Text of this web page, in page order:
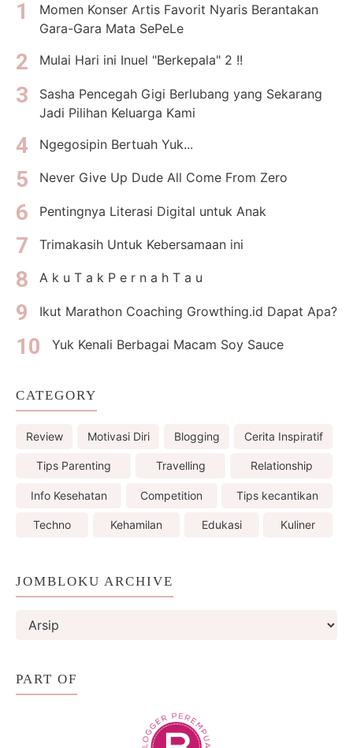
Momen Konser Artis Favorit Nyaris Berantakan
Gara-Gara Mata SePeLe
Mulai Hari ini Inuel "Berkepala" 2 !!
Sasha Pencegah Gigi Berlubang yang Sekarang
Jadi Pilihan Keluarga Kami
Ngegosipin Bertuah Yuk...
Never Give Up Dude All Come From Zero
Pentingnya Literasi Digital untuk Anak
Trimakasih Untuk Kebersamaan ini
A k u T a k P e r n a h T a u
Ikut Marathon Coaching Growthing.id Dapat Apa?
Yuk Kenali Berbagai Macam Soy Sauce
CATEGORY
Review Motivasi Diri Blogging Cerita Inspiratif
Tips Parenting Travelling Relationship
Info Kesehatan Competition Tips kecantikan
Techno Kehamilan Edukasi Kuliner
JOMBLOKU ARCHIVE
PART OF